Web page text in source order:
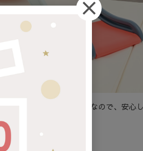
イズ感。安定感は抜群なので、安心
にもこだわりが。